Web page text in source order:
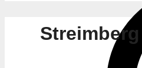
Streimberg